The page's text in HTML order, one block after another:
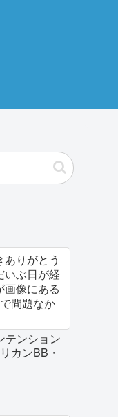
りがとう
いぶ日が経
画像にある
問題なか
テンション
カンBB・